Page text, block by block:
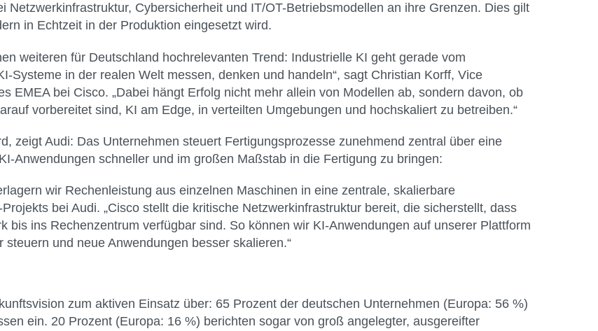
Netzwerkinfrastruktur, Cybersicherheit und IT/OT-Betriebsmodellen an ihre Grenzen. Dies gilt
in Echtzeit in der Produktion eingesetzt wird.
weiteren für Deutschland hochrelevanten Trend: Industrielle KI geht gerade vom
Systeme in der realen Welt messen, denken und handeln“, sagt Christian Korff, Vice
EMEA bei Cisco. „Dabei hängt Erfolg nicht mehr allein von Modellen ab, sondern davon, ob
vorbereitet sind, KI am Edge, in verteilten Umgebungen und hochskaliert zu betreiben.“
zeigt Audi: Das Unternehmen steuert Fertigungsprozesse zunehmend zentral über eine
Anwendungen schneller und im großen Maßstab in die Fertigung zu bringen:
wir Rechenleistung aus einzelnen Maschinen in eine zentrale, skalierbare
bei Audi. „Cisco stellt die kritische Netzwerkinfrastruktur bereit, die sicherstellt, dass
bis ins Rechenzentrum verfügbar sind. So können wir KI-Anwendungen auf unserer Plattform
und neue Anwendungen besser skalieren.“
zum aktiven Einsatz über: 65 Prozent der deutschen Unternehmen (Europa: 56 %)
ein. 20 Prozent (Europa: 16 %) berichten sogar von groß angelegter, ausgereifter